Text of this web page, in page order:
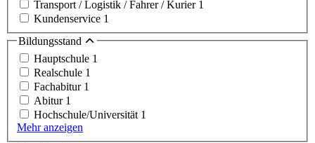
Transport / Logistik / Fahrer / Kurier 1
Kundenservice 1
Bildungsstand
Hauptschule 1
Realschule 1
Fachabitur 1
Abitur 1
Hochschule/Universität 1
Mehr anzeigen